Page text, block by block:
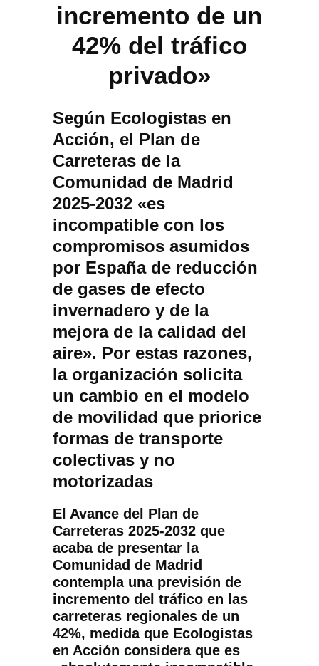
incremento de un
42% del tráfico
privado»
Según Ecologistas en
Acción, el Plan de
Carreteras de la
Comunidad de Madrid
2025-2032 «es
incompatible con los
compromisos asumidos
por España de reducción
de gases de efecto
invernadero y de la
mejora de la calidad del
aire». Por estas razones,
la organización solicita
un cambio en el modelo
de movilidad que priorice
formas de transporte
colectivas y no
motorizadas
El Avance del Plan de
Carreteras 2025-2032 que
acaba de presentar la
Comunidad de Madrid
contempla una previsión de
incremento del tráfico en las
carreteras regionales de un
42%, medida que Ecologistas
en Acción considera que es